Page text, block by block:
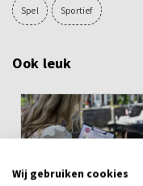
Spel Sportief
Ook leuk
Wij gebruiken cookies